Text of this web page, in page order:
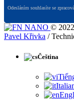
Odesláním souhlasíte se
©
Pavel Křivka /
Čeština